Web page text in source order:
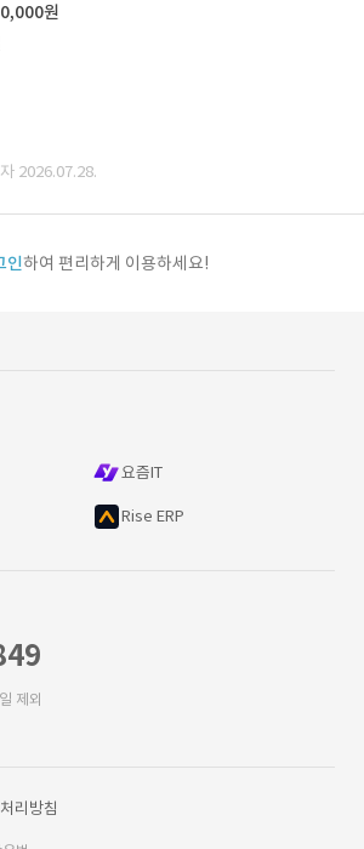
원
2026.07.28.
인하여 편리하게 이용하세요!
요즘IT
Rise ERP
제외
리방침